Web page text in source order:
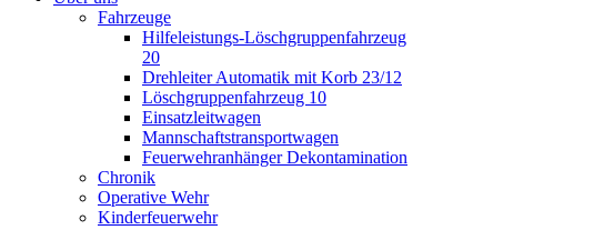
Fahrzeuge
Hilfeleistungs-Löschgruppenfahrzeug
20
Drehleiter Automatik mit Korb 23/12
Löschgruppenfahrzeug 10
Einsatzleitwagen
Mannschaftstransportwagen
Feuerwehranhänger Dekontamination
Chronik
Operative Wehr
Kinderfeuerwehr